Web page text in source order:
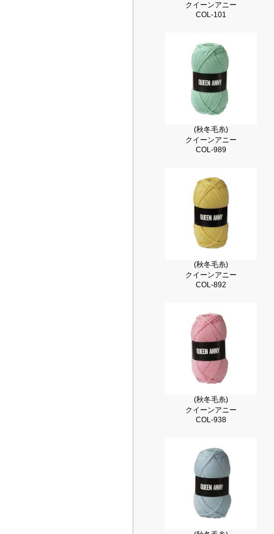
クイーンアニー
COL-101
(秋冬毛糸)
クイーンアニー
COL-989
(秋冬毛糸)
クイーンアニー
COL-892
(秋冬毛糸)
クイーンアニー
COL-938